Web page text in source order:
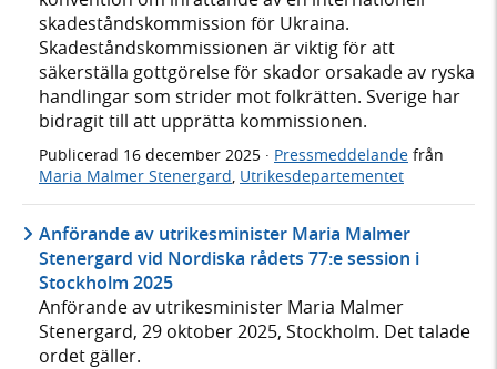
skadeståndskommission för Ukraina.
Skadeståndskommissionen är viktig för att
säkerställa gottgörelse för skador orsakade av ryska
handlingar som strider mot folkrätten. Sverige har
bidragit till att upprätta kommissionen.
Publicerad 16 december 2025 · Pressmeddelande från
Maria Malmer Stenergard, Utrikesdepartementet
Anförande av utrikesminister Maria Malmer
Stenergard vid Nordiska rådets 77:e session i
Stockholm 2025
Anförande av utrikesminister Maria Malmer
Stenergard, 29 oktober 2025, Stockholm. Det talade
ordet gäller.